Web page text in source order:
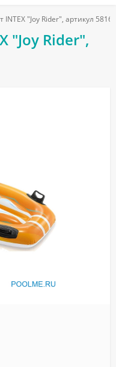
INTEX "Joy Rider", артикул 58165
"Joy Rider",